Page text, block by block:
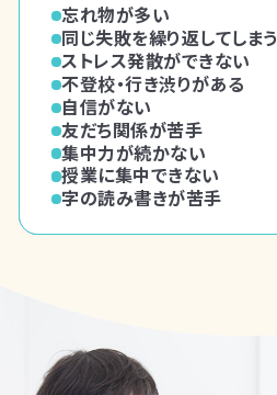
言葉の遅れが気になる
指示が聞けない
集団参加が難しい
会話のやり取りが苦手
こだわりが強い
切り替えができない
かんしゃくを起こす
忘れ物が多い
同じ失敗を繰り返してしまう
ストレス発散ができない
不登校・行き渋りがある
自信がない
友だち関係が苦手
集中力が続かない
授業に集中できない
字の読み書きが苦手
授業についていけない
感情のコントロールが苦手
友だち関係が苦手
こだわりが強い
不登校・行き渋りがある
落ち着きがない
切り替えができない
計画を立てるのが苦手